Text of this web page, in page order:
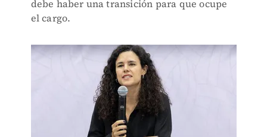
debe haber una transición para que ocupe
el cargo.